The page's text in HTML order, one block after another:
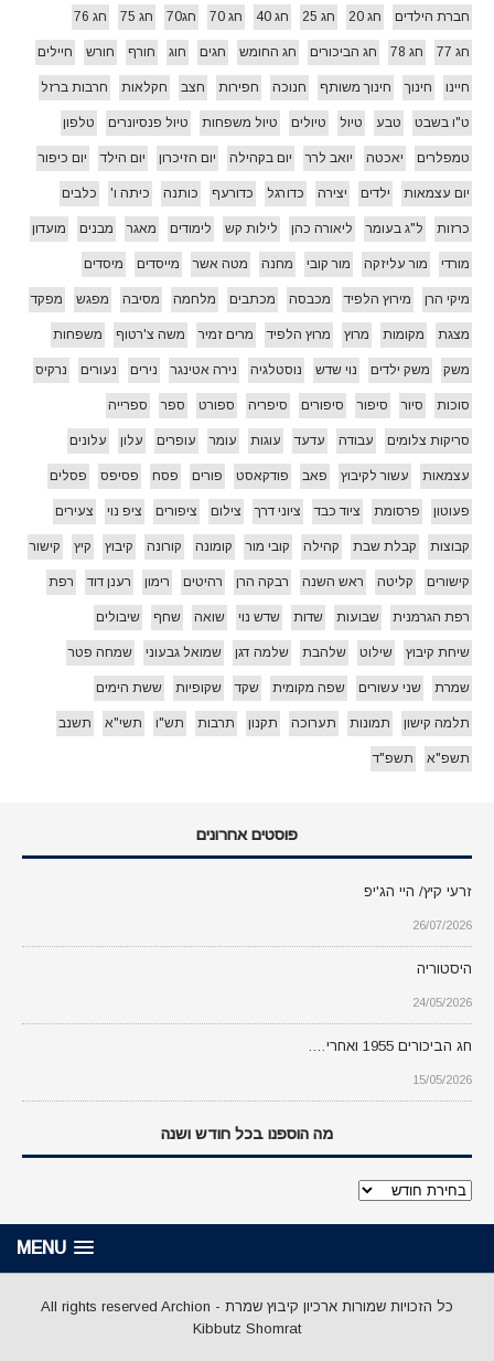
חברת הילדים חג 20 חג 25 חג 40 חג 70 חג70 חג 75 חג 76
חג 77 חג 78 חג הביכורים חג החומש חגים חוג חורף חורש חיילים
חיינו חינוך חינוך משותף חנוכה חפירות חצב חקלאות חרבות ברזל
ט"ו בשבט טבע טיול טיולים טיול משפחות טיול פנסיונרים טלפון
טמפלרים יאכטה יואב לרר יום בקהילה יום הזיכרון יום הילד יום כיפור
יום עצמאות ילדים יצירה כדורגל כדורעף כותנה כיתה ו' כלבים
כרזות ל"ג בעומר ליאורה כהן לילות קש לימודים מאגר מבנים מועדון
מורדי מור עליזקה מור קובי מחנה מטה אשר מייסדים מיסדים
מיקי הרן מירוץ הלפיד מכבסה מכתבים מלחמה מסיבה מפגש מפקד
מצגת מקומות מרוץ מרוץ הלפיד מרים זמיר משה צ'רטוף משפחות
משק משק ילדים נוי שדש נוסטלגיה נירה אטינגר נירים נעורים נרקיס
סוכות סיור סיפור סיפורים סיפריה ספורט ספר ספרייה
סריקות צלומים עבודה עדעד עוגות עומר עופרים עלון עלונים
עצמאות עשור לקיבוץ פאב פודקאסט פורים פסח פסיפס פסלים
פעוטון פרסומת ציוד כבד ציוני דרך צילום ציפורים ציפ נוי צעירים
קבוצות קבלת שבת קהילה קובי מור קומונה קורונה קיבוץ קיץ קישור
קישורים קליטה ראש השנה רבקה הרן רהיטים רימון רענן דוד רפת
רפת הגרמנית שבועות שדות שדש נוי שואה שחף שיבולים
שיחת קיבוץ שילוט שלהבת שלמה דגן שמואל גבעוני שמחה פטר
שמרת שני עשורים שפה מקומית שקד שקופיות ששת הימים
תלמה קישון תמונות תערוכה תקנון תרבות תש"ו תשי"א תשנב
תשפ"א תשפ"ד
פוסטים אחרונים
זרעי קיץ/ היי הג'יפ
26/07/2026
היסטוריה
24/05/2026
חג הביכורים 1955 ואחרי….
15/05/2026
מה הוספנו בכל חודש ושנה
מה
ושנה
MENU
כל הזכויות שמורות ארכיון קיבוץ שמרת - All rights reserved Archion
Kibbutz Shomrat